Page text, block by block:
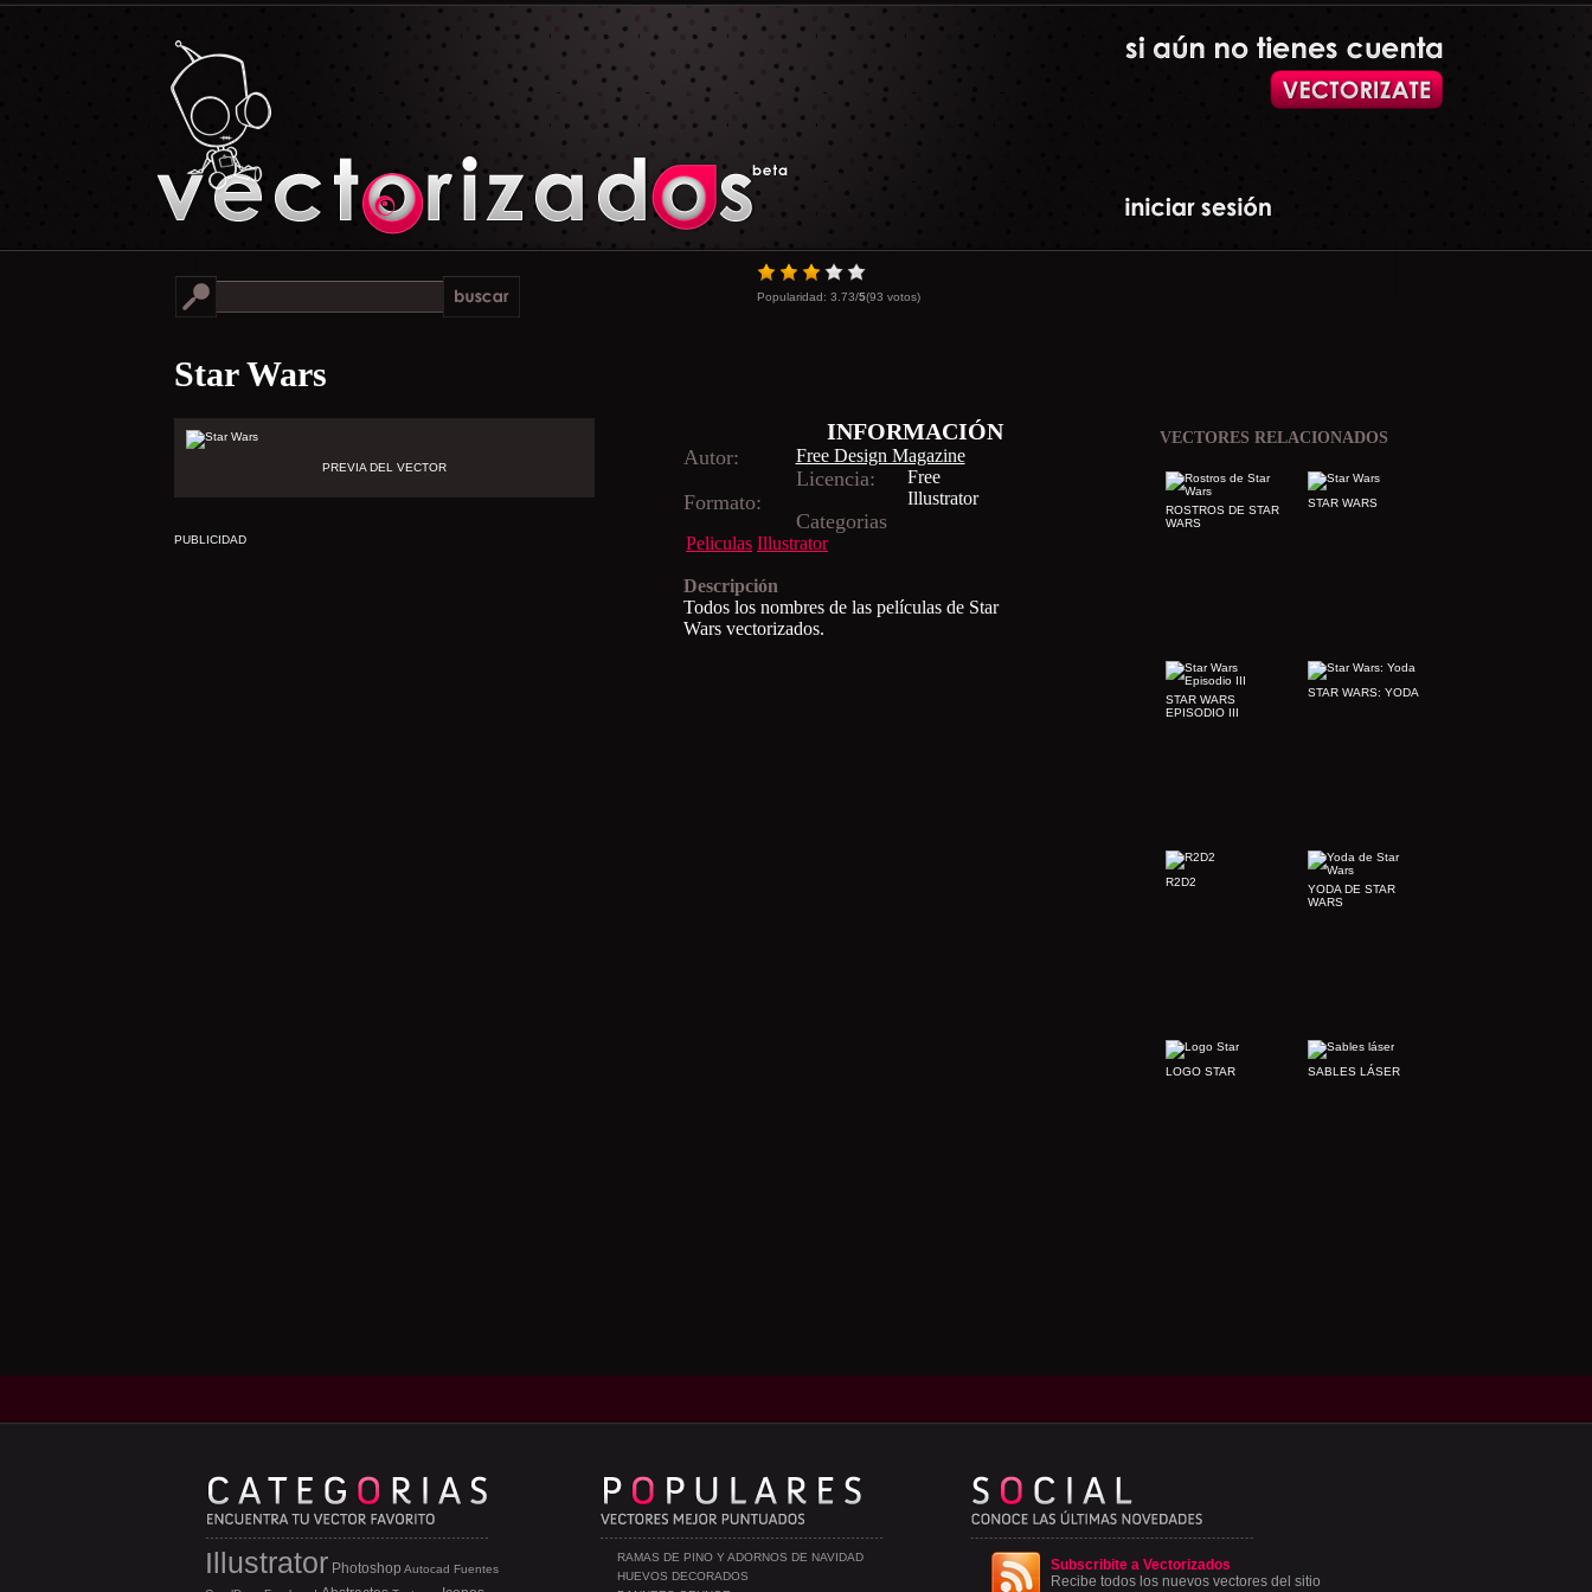
Popularidad: 3.73/5(93 votos)
Star Wars
PREVIA DEL VECTOR
INFORMACIÓN
Autor: Free Design Magazine
Licencia: Free
Formato: Illustrator
Categorias
Peliculas Illustrator
Descripción
Todos los nombres de las películas de Star
Wars vectorizados.
PUBLICIDAD
VECTORES RELACIONADOS
STAR WARS
ROSTROS DE STAR
WARS
STAR WARS: YODA
STAR WARS
EPISODIO III
YODA DE STAR
WARS
R2D2
SABLES LÁSER
LOGO STAR
Subscribite a Vectorizados
Recibe todos los nuevos vectores del sitio
RAMAS DE PINO Y ADORNOS DE NAVIDAD
HUEVOS DECORADOS
Illustrator Photoshop Autocad Fuentes